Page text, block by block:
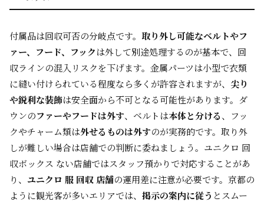
付属品は回収可否の分岐点です。 取り外し可能なベルトやフ
ァー、フード、フックは外して別途処理するのが基本で、回
収ラインの混入リスクを下げます。金属パーツは小型で衣類
に縫い付けられている程度なら多くが許容されますが、 尖り
や鋭利な装飾は安全面から不可となる可能性があります。ダ
ウンのファーやフードは外す、ベルトは本体と分ける、フッ
クやチャーム類は外せるものは外すのが実務的です。取り外
しが難しい場合は店舗での判断に委ねましょう。ユニクロ 回
収ボックス ない店舗ではスタッフ預かりで対応することがあ
り、 ユニクロ 服 回収 店舗の運用差に注意が必要です。京都の
ように観光客が多いエリアでは、 掲示の案内に従う とスムー